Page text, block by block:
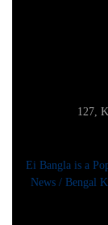
127,
Ei Bangla is a
News / Bengal